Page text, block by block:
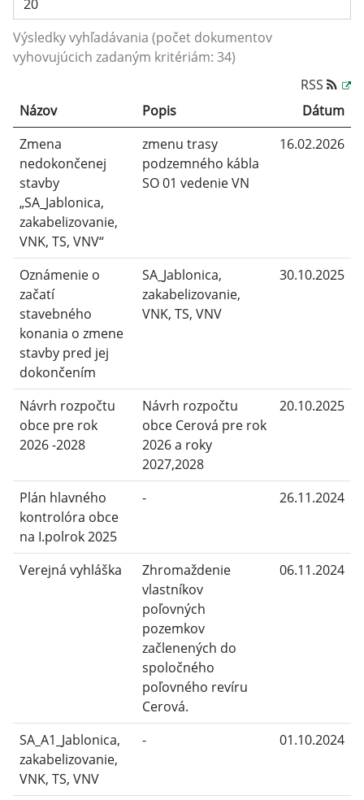
Výsledky vyhľadávania (počet dokumentov
vyhovujúcich zadaným kritériám: 34)
RSS
Názov
Popis
Dátum
Zmena
nedokončenej
stavby
„SA_Jablonica,
zakabelizovanie,
VNK, TS, VNV“
zmenu trasy
podzemného kábla
SO 01 vedenie VN
16.02.2026
Oznámenie o
začatí
stavebného
konania o zmene
stavby pred jej
dokončením
SA_Jablonica,
zakabelizovanie,
VNK, TS, VNV
30.10.2025
Návrh rozpočtu
obce pre rok
2026 -2028
Návrh rozpočtu
obce Cerová pre rok
2026 a roky
2027,2028
20.10.2025
Plán hlavného
kontrolóra obce
na I.polrok 2025
- 26.11.2024
Verejná vyhláška
Zhromaždenie
vlastníkov
poľovných
pozemkov
začlenených do
spoločného
poľovného revíru
Cerová.
06.11.2024
SA_A1_Jablonica,
zakabelizovanie,
VNK, TS, VNV
- 01.10.2024